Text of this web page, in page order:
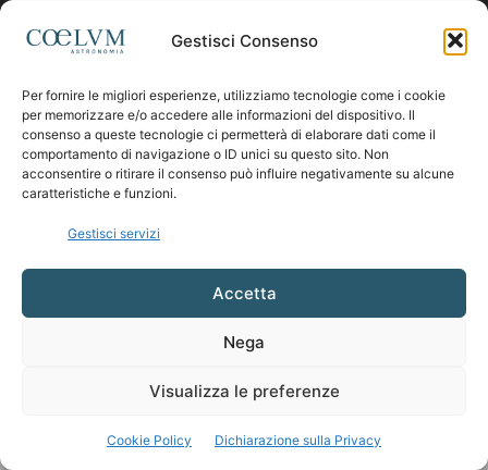
Gestisci Consenso
Per fornire le migliori esperienze, utilizziamo tecnologie come i cookie
per memorizzare e/o accedere alle informazioni del dispositivo. Il
consenso a queste tecnologie ci permetterà di elaborare dati come il
comportamento di navigazione o ID unici su questo sito. Non
acconsentire o ritirare il consenso può influire negativamente su alcune
caratteristiche e funzioni.
Gestisci servizi
Accetta
Nega
Visualizza le preferenze
Cookie Policy Dichiarazione sulla Privacy
SEGUICI